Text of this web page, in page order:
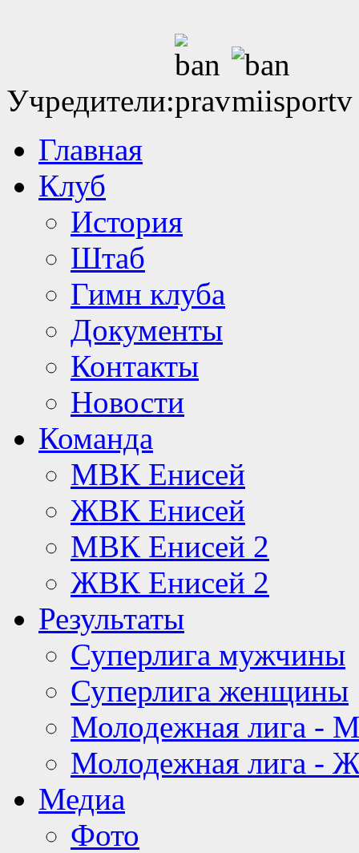
Учредители:
Главная
Клуб
История
Штаб
Гимн клуба
Документы
Контакты
Новости
Команда
МВК Енисей
ЖВК Енисей
МВК Енисей 2
ЖВК Енисей 2
Результаты
Суперлига мужчины
Суперлига женщины
Молодежная лига -
Молодежная лига -
Медиа
Фото